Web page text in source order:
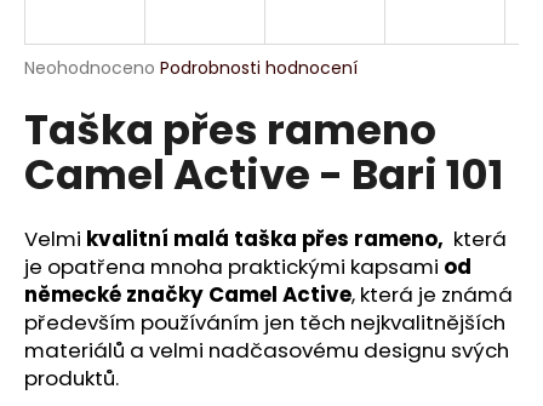
Průměrné
produktu
0,0
z
hvězdiček.
Neohodnoceno Podrobnosti hodnocení
Taška přes rameno
Camel Active - Bari 101
Velmi kvalitní malá taška přes rameno, která
je opatřena mnoha praktickými kapsami od
německé značky Camel Active, která je známá
především používáním jen těch nejkvalitnějších
materiálů a velmi nadčasovému designu svých
produktů.
j
t
?
HLEDAT
D